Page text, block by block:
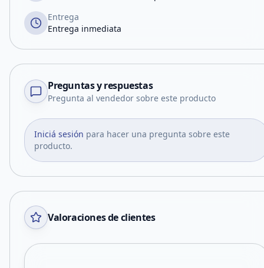
Entrega
Entrega inmediata
Preguntas y respuestas
Pregunta al vendedor sobre este producto
Iniciá sesión para hacer una pregunta sobre este
producto.
Valoraciones de clientes